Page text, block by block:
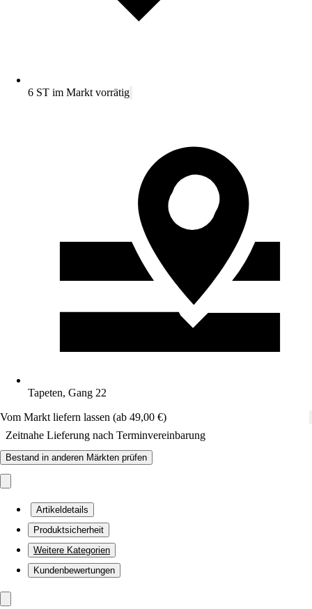
6 ST im Markt vorrätig
Tapeten, Gang 22
Vom Markt liefern lassen (ab 49,00 €)
Zeitnahe Lieferung nach Terminvereinbarung
Bestand in anderen Märkten prüfen
Artikeldetails
Produktsicherheit
Weitere Kategorien
Kundenbewertungen